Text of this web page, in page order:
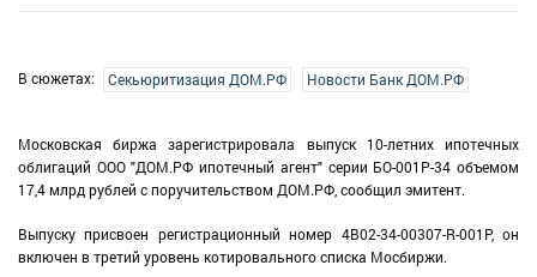
В сюжетах: Секьюритизация ДОМ.РФ Новости Банк ДОМ.РФ
Московская биржа зарегистрировала выпуск 10-летних ипотечных
облигаций ООО "ДОМ.РФ ипотечный агент" серии БО-001P-34 объемом
17,4 млрд рублей с поручительством ДОМ.РФ, сообщил эмитент.
Выпуску присвоен регистрационный номер 4B02-34-00307-R-001P, он
включен в третий уровень котировального списка Мосбиржи.